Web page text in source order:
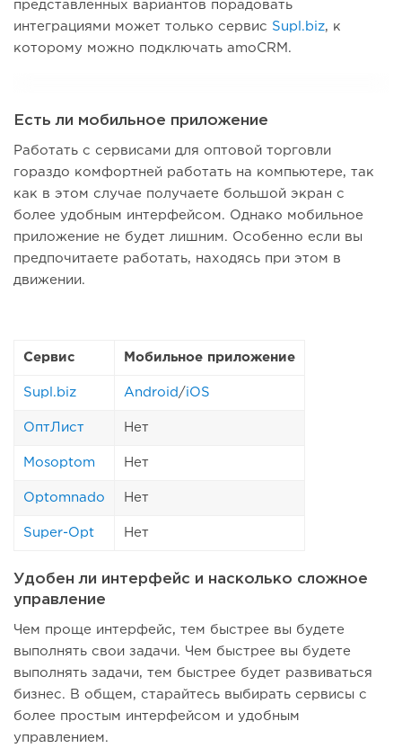
представленных вариантов порадовать
интеграциями может только сервис Supl.biz, к
которому можно подключать amoCRM.
Есть ли мобильное приложение
Работать с сервисами для оптовой торговли
гораздо комфортней работать на компьютере, так
как в этом случае получаете большой экран с
более удобным интерфейсом. Однако мобильное
приложение не будет лишним. Особенно если вы
предпочитаете работать, находясь при этом в
движении.
Сервис Мобильное приложение
Supl.biz Android / iOS
ОптЛист Нет
Mosoptom Нет
Optomnado Нет
Super-Opt Нет
Удобен ли интерфейс и насколько сложное
управление
Чем проще интерфейс, тем быстрее вы будете
выполнять свои задачи. Чем быстрее вы будете
выполнять задачи, тем быстрее будет развиваться
бизнес. В общем, старайтесь выбирать сервисы с
более простым интерфейсом и удобным
управлением.